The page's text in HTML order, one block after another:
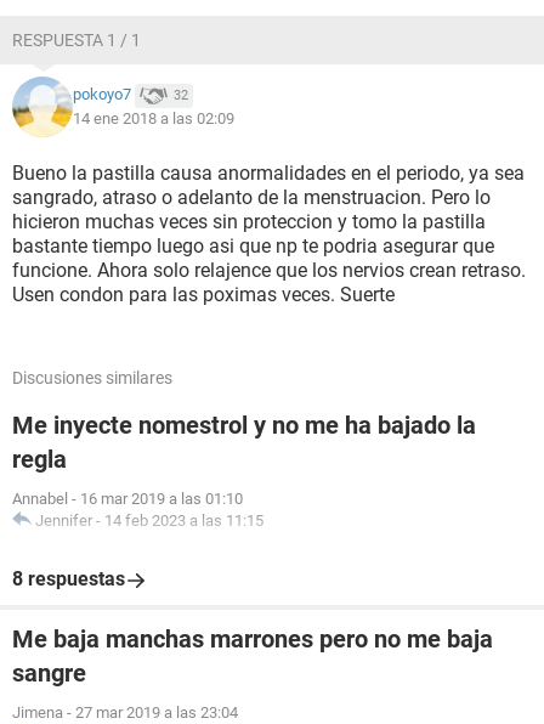
RESPUESTA 1 / 1
pokoyo7 32
14 ene 2018 a las 02:09
Bueno la pastilla causa anormalidades en el periodo, ya sea
sangrado, atraso o adelanto de la menstruacion. Pero lo
hicieron muchas veces sin proteccion y tomo la pastilla
bastante tiempo luego asi que np te podria asegurar que
funcione. Ahora solo relajence que los nervios crean retraso.
Usen condon para las poximas veces. Suerte
Discusiones similares
Me inyecte nomestrol y no me ha bajado la
regla
Annabel - 16 mar 2019 a las 01:10
Jennifer - 14 feb 2023 a las 11:15
8 respuestas
Me baja manchas marrones pero no me baja
sangre
Jimena - 27 mar 2019 a las 23:04